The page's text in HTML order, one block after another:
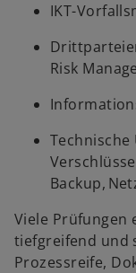
IKT-
Risk
Technische
Backup,
Viele Prüfungen
tiefgreifend und
Prozessreife,